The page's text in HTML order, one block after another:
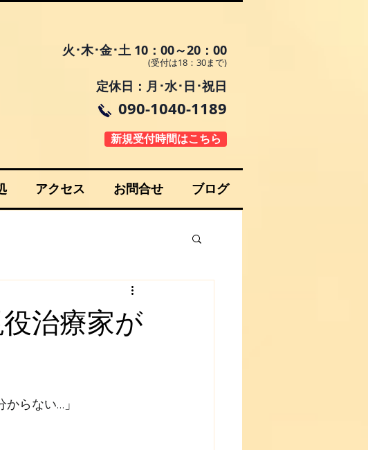
火･木･金･土 10：00～20：00
(受付は18：30まで)
定休日：月･水･日･祝日
090-1040-1189
新規受付時間はこちら
アクセス お問合せ ブログ
治療家が
らない…」